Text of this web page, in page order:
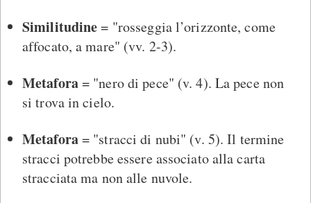
Similitudine= "rosseggia l’orizzonte, come
affocato, a mare" (vv. 2-3).
Metafora= "nero di pece" (v. 4). La pece non
si trova in cielo.
Metafora= "stracci di nubi" (v. 5). Il termine
stracci potrebbe essere associato alla carta
stracciata ma non alle nuvole.